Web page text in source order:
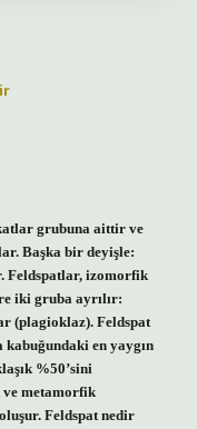
grubuna aittir ve
Başka bir deyişle:
Feldspatlar, izomorfik
iki gruba ayrılır:
(plagioklaz). Feldspat
en yaygın
%50’sini
ve metamorfik
Feldspat nedir